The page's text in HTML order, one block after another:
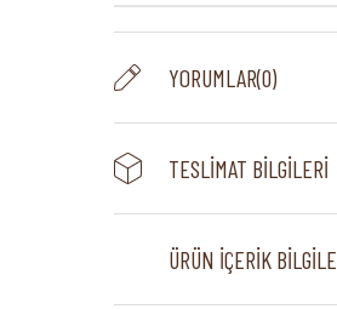
YORUMLAR(0)
TESLIMAT BILGILERI
ÜRÜN İÇERIK